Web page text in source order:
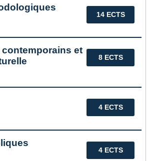
14 ECTS
8 ECTS
et
4 ECTS
4 ECTS